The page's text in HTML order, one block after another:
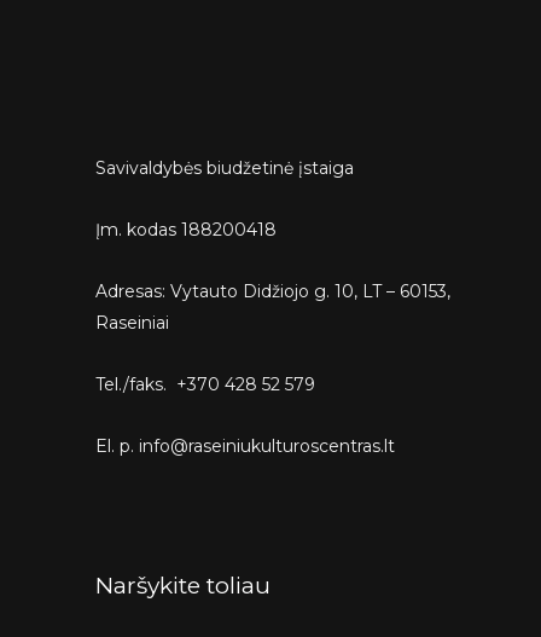
Savivaldybės biudžetinė įstaiga
Įm. kodas 188200418
Adresas: Vytauto Didžiojo g. 10, LT – 60153,
Raseiniai
Tel./faks. +370 428 52 579
El. p. info@raseiniukulturoscentras.lt
Naršykite toliau